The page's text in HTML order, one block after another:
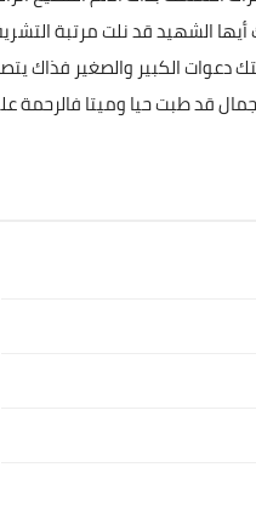
أيها الشهيد قد نلت مرتبة
دعوات الكبير والصغير فذاك
قد طبت حيا وميتا فالرحمة